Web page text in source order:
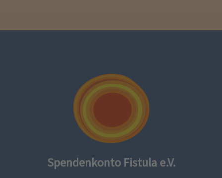
Spendenkonto Fistula e.V.